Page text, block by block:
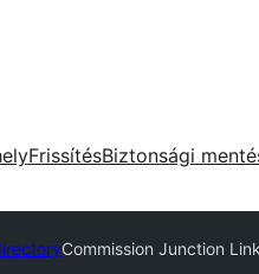
FrissítésBiztonsági
Commission Junction